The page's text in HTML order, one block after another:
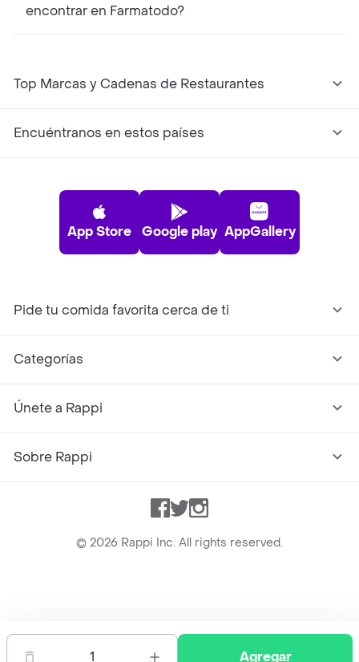
1 Agregar
encontrar en Farmatodo?
Top Marcas y Cadenas de Restaurantes
Encuéntranos en estos países
App Store Google play AppGallery
Pide tu comida favorita cerca de ti
Categorías
Únete a Rappi
Sobre Rappi
Facebook
TwitterInstagram
© 2026 Rappi Inc. All rights reserved.